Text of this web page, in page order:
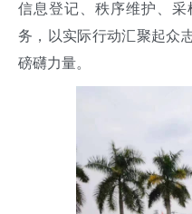
信息登记、秩序维护、
务，以实际行动汇聚起众
磅礴力量。